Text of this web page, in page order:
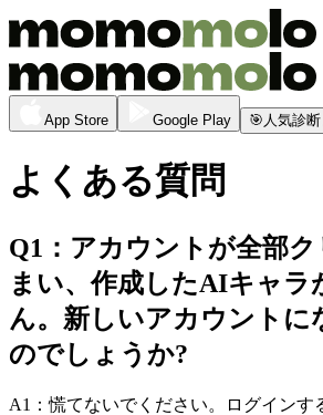
App Store Google Play 🎯 人気診
よくある質問
Q1 ： アカウントが全部
まい、作成したAIキャラ
ん。新しいアカウントに
のでしょうか?
A1 ：慌てないでください。ログインす